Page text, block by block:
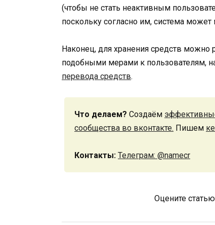
(чтобы не стать неактивным
поскольку согласно им, система
Наконец, для хранения средств можно
подобными мерами к пользователям,
перевода средств.
Что делаем? Создаём
сообщества во вконтакте. Пишем
Контакты: Телеграм: @namecr
Оцените статью